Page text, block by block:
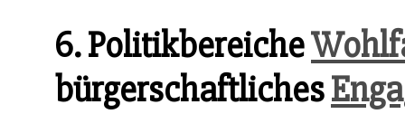
6. Politikbereiche
bürgerschaftliches